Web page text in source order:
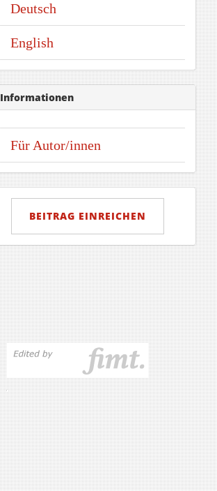
Deutsch
English
Informationen
Für Autor/innen
einreichen
BEITRAG EINREICHEN